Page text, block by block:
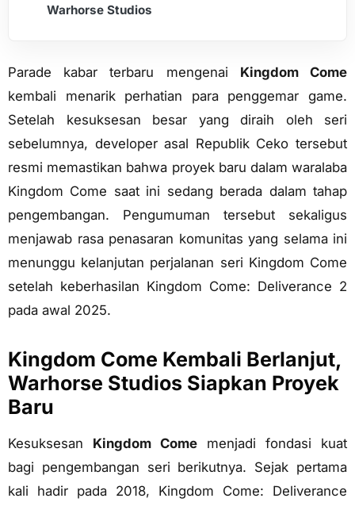
Warhorse Studios
Parade kabar terbaru mengenai Kingdom Come
kembali menarik perhatian para penggemar game.
Setelah kesuksesan besar yang diraih oleh seri
sebelumnya, developer asal Republik Ceko tersebut
resmi memastikan bahwa proyek baru dalam waralaba
Kingdom Come saat ini sedang berada dalam tahap
pengembangan. Pengumuman tersebut sekaligus
menjawab rasa penasaran komunitas yang selama ini
menunggu kelanjutan perjalanan seri Kingdom Come
setelah keberhasilan Kingdom Come: Deliverance 2
pada awal 2025.
Kingdom Come Kembali Berlanjut,
Warhorse Studios Siapkan Proyek
Baru
Kesuksesan Kingdom Come menjadi fondasi kuat
bagi pengembangan seri berikutnya. Sejak pertama
kali hadir pada 2018, Kingdom Come: Deliverance